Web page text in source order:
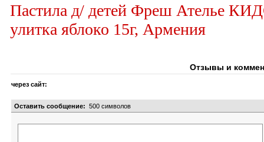
Пастила д/ детей Фреш Ателье
улитка яблоко 15г, Армения
Отзывы и
через сайт:
Оставить сообщение: 500 символов